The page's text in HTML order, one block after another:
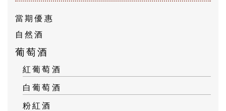
當期優惠
自然酒
葡萄酒
紅葡萄酒
白葡萄酒
粉紅酒